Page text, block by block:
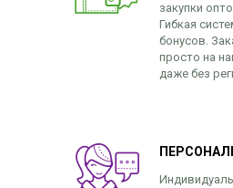
закупки
Гибкая
бонусов.
просто на
даже без